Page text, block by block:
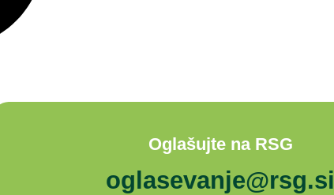
Oglašujte na RSG
oglasevanje@rsg.si